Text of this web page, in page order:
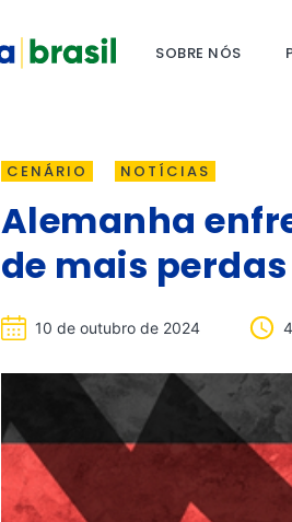
SOBRE NÓS
CENÁRIO NOTÍCIAS
Alemanha
de mais
10 de outubro de 2024